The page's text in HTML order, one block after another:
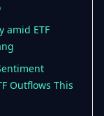
amid ETF
Outflows This